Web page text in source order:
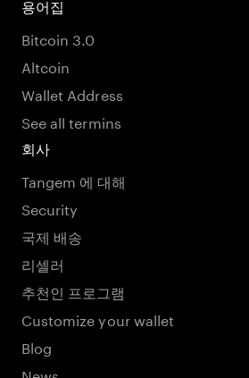
용어집
Bitcoin 3.0
Altcoin
Wallet Address
See all termins
회사
Tangem 에 대해
Security
국제 배송
리셀러
추천인 프로그램
Customize your wallet
Blog